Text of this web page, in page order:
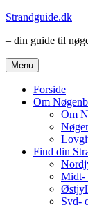
Videre
indhold
Strandguide.dk
– din guide til
Menu
Forside
Om
Om
Find din
Midt-
Syd-